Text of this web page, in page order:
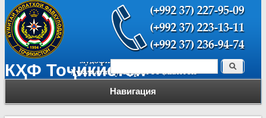
КҲФ Тоҷикистон
Навигация
Форма поиска Поиск